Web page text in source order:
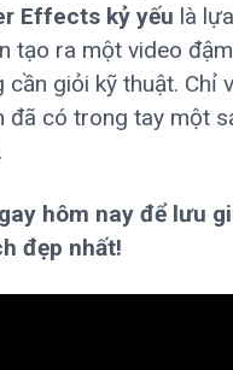
Effects kỷ yếu là
tạo ra một video
cần giỏi kỹ thuật. Chỉ
đã có trong tay một
hôm nay để lưu
đẹp nhất!